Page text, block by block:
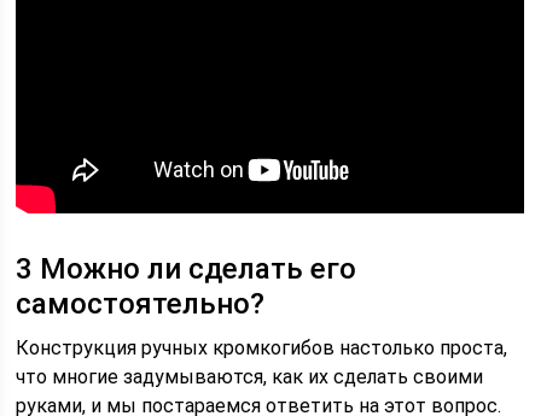
3 Можно ли сделать его
самостоятельно?
Конструкция ручных кромкогибов настолько проста,
что многие задумываются, как их сделать своими
руками, и мы постараемся ответить на этот вопрос.